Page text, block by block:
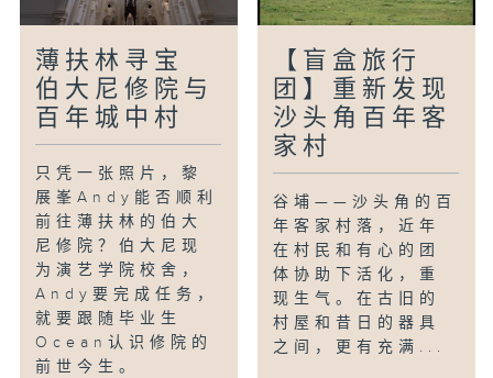
薄扶林寻宝
伯大尼修院与
百年城中村
只凭一张照片，黎
展峯Andy能否顺利
前往薄扶林的伯大
尼修院？伯大尼现
为演艺学院校舍，
Andy要完成任务，
就要跟随毕业生
Ocean认识修院的
前世今生。
【盲盒旅行
团】重新发现
沙头角百年客
家村
谷埔——沙头角的百
年客家村落，近年
在村民和有心的团
体协助下活化，重
现生气。在古旧的
村屋和昔日的器具
之间，更有充满...